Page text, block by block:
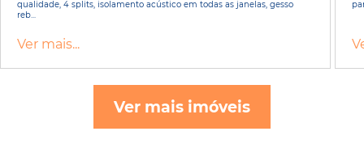
qualidade, 4 splits, isolamento acústico em todas as janelas, gesso
reb...
Ver mais...
Ver mais imóveis